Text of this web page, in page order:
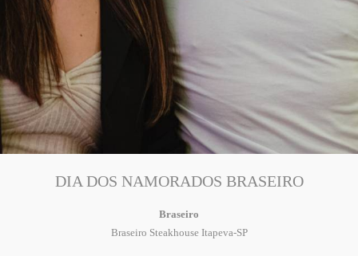
DIA DOS NAMORADOS BRASEIRO
Braseiro
Braseiro Steakhouse Itapeva-SP